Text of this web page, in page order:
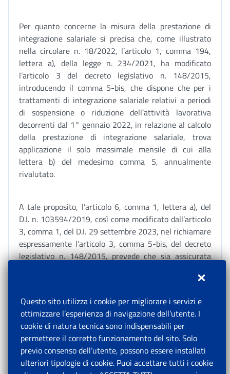
Per quanto concerne la misura della prestazione di
integrazione salariale si precisa che, come illustrato
nella circolare n. 18/2022, l’articolo 1, comma 194,
lettera a), della legge n. 234/2021, ha modificato
l’articolo 3 del decreto legislativo n. 148/2015,
introducendo il comma 5-bis, che dispone che per i
trattamenti di integrazione salariale relativi a periodi
di sospensione o riduzione dell’attività lavorativa
decorrenti dal 1° gennaio 2022, in relazione al calcolo
della prestazione di integrazione salariale, trova
applicazione il solo massimale mensile di cui alla
lettera b) del medesimo comma 5, annualmente
rivalutato.
A tale proposito, l’articolo 6, comma 1, lettera a), del
D.I. n. 103594/2019, così come modificato dall’articolo
3, comma 1, del D.I. 29 settembre 2023, nel richiamare
espressamente l’articolo 3, comma 5-bis, del decreto
legislativo n. 148/2015,prevede che sia assicurata
misura pari al trattamento di integrazione salariale
che sarebbe spettata al lavoratore per le ore non
lavorate, con applicazione di un unico massimale,
indipendentemente dalla retribuzione mensile di
riferimento per il calcolo del trattamento.
Questo sito utilizza i cookie per migliorare i servizi e
ottimizzare l’esperienza di navigazione dell’utente. I
cookie di natura tecnica sono indispensabili per
permettere il corretto funzionamento del sito. Solo
previo consenso dell’utente, possono essere installati
ulteriori tipologie di cookie. Puoi accettare tutti i cookie